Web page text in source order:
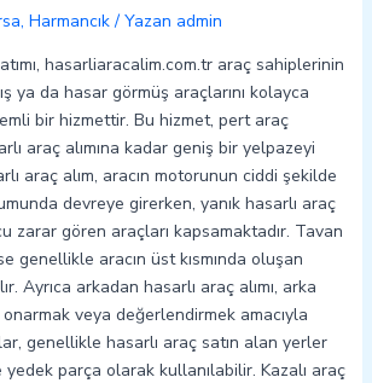
, Harmancık/ Yazan admin
hasarliaracalim.com.tr araç sahiplerinin
ya da hasar görmüş araçlarını kolayca
bir hizmettir. Bu hizmet, pert araç
araç alımına kadar geniş bir yelpazeyi
araç alım, aracın motorunun ciddi şekilde
devreye girerken, yanık hasarlı araç
zarar gören araçları kapsamaktadır. Tavan
genellikle aracın üst kısmında oluşan
Ayrıca arkadan hasarlı araç alımı, arka
onarmak veya değerlendirmek amacıyla
genellikle hasarlı araç satın alan yerler
yedek parça olarak kullanılabilir. Kazalı araç